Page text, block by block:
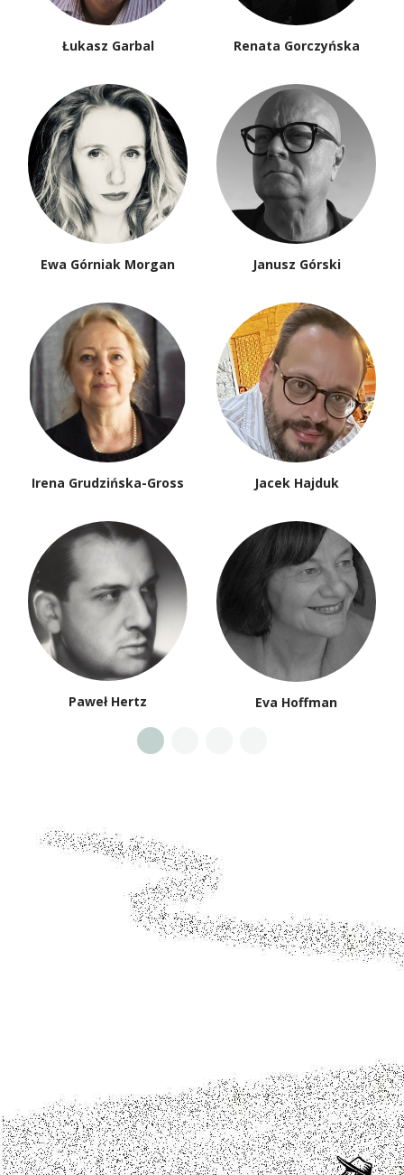
Łukasz Garbal Renata Gorczyńska
Ewa Górniak Morgan Janusz Górski
Irena Grudzińska-Gross Jacek Hajduk
Paweł Hertz Eva Hoffman